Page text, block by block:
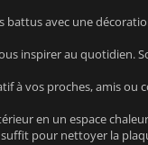
battus avec une
inspirer au
à vos proches, amis
en un espace
pour nettoyer la